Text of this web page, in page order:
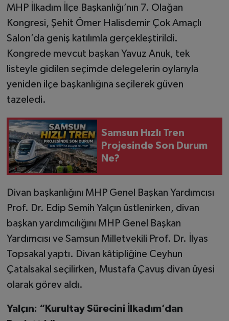
MHP İlkadım İlçe Başkanlığı’nın 7. Olağan
Kongresi, Şehit Ömer Halisdemir Çok Amaçlı
Salon’da geniş katılımla gerçekleştirildi.
Kongrede mevcut başkan Yavuz Anuk, tek
listeyle gidilen seçimde delegelerin oylarıyla
yeniden ilçe başkanlığına seçilerek güven
tazeledi.
Samsun Hızlı Tren
Projesinde Son Durum
Ne?
Divan başkanlığını MHP Genel Başkan Yardımcısı
Prof. Dr. Edip Semih Yalçın üstlenirken, divan
başkan yardımcılığını MHP Genel Başkan
Yardımcısı ve Samsun Milletvekili Prof. Dr. İlyas
Topsakal yaptı. Divan kâtipliğine Ceyhun
Çatalsakal seçilirken, Mustafa Çavuş divan üyesi
olarak görev aldı.
Yalçın: “Kurultay Sürecini İlkadım’dan